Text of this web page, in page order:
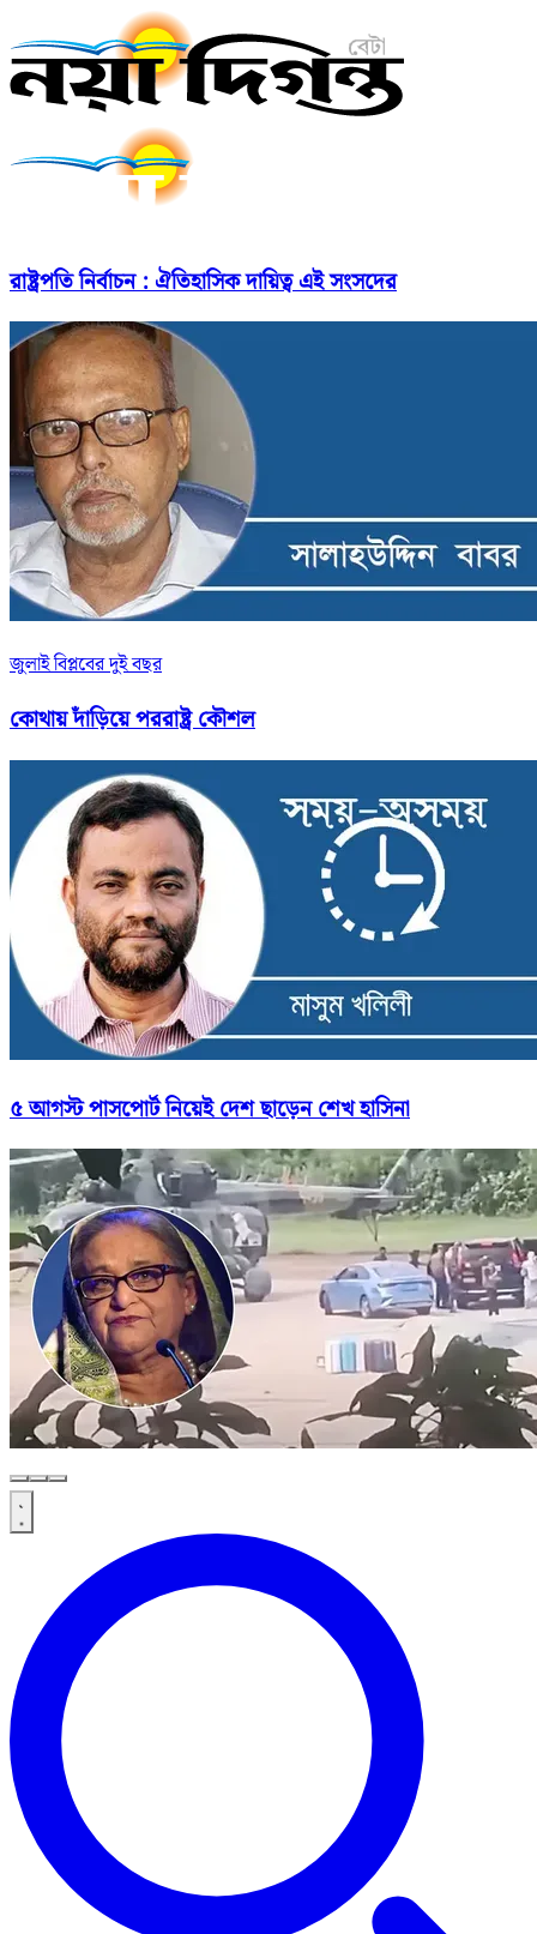
রাষ্ট্রপতি নির্বাচন : ঐতিহাসিক দায়িত্ব এই সংসদের
জুলাই বিপ্লবের দুই বছর
কোথায় দাঁড়িয়ে পররাষ্ট্র কৌশল
৫ আগস্ট পাসপোর্ট নিয়েই দেশ ছাড়েন শেখ হাসিনা